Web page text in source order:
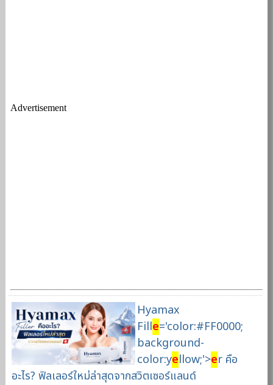
Advertisement
Hyamax
Fille='color:#FF0000;
background-
color:yellow;'>er คือ
อะไร? ฟิลเลอร์ใหม่ล่าสุดจากสวิตเซอร์แลนด์